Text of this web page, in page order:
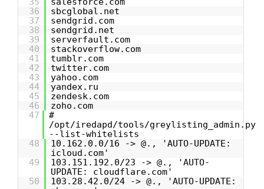
36
sbcglobal.net
37
sendgrid.com
38
sendgrid.net
39
serverfault.com
40
stackoverflow.com
41
tumblr.com
42
twitter.com
43
yahoo.com
44
yandex.ru
45
zendesk.com
46
zoho.com
47
#
/opt/iredapd/tools/greylisting_admin.py
--list-whitelists
48
10.162.0.0/16 -> @., 'AUTO-UPDATE:
icloud.com'
49
103.151.192.0/23 -> @., 'AUTO-
UPDATE: cloudflare.com'
50
103.28.42.0/24 -> @., 'AUTO-UPDATE: